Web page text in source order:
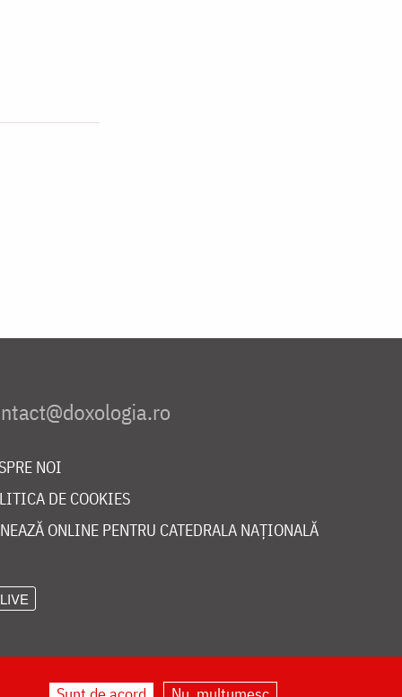
NOI
DE COOKIES
ONLINE PENTRU CATEDRALA NAȚIONALĂ
LIVE